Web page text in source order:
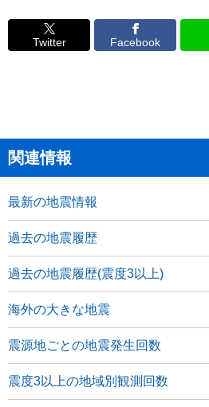
Twitter Facebook
関連情報
最新の地震情報
過去の地震履歴
過去の地震履歴(震度3以上)
海外の大きな地震
震源地ごとの地震発生回数
震度3以上の地域別観測回数